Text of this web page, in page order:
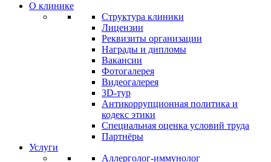
О клинике
Структура клиники
Лицензии
Реквизиты организации
Награды и дипломы
Вакансии
Фотогалерея
Видеогалерея
3D-тур
Антикоррупционная политика и
кодекс этики
Специальная оценка условий труда
Партнёры
Услуги
Аллерголог-иммунолог